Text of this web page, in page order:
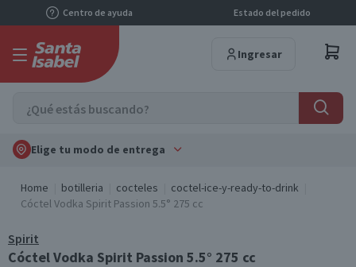
Centro de ayuda Estado del pedido
Ingresar
Elige tu modo de entrega
Home botilleria cocteles
coctel-ice-y-ready-to-drink
Cóctel Vodka Spirit Passion 5.5° 275 cc
Spirit
Cóctel Vodka Spirit Passion 5.5° 275 cc